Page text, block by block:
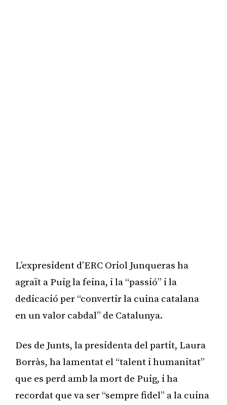
L’expresident d’ERC Oriol Junqueras ha
agraït a Puig la feina, i la “passió” i la
dedicació per “convertir la cuina catalana
en un valor cabdal” de Catalunya.
Des de Junts, la presidenta del partit, Laura
Borràs, ha lamentat el “talent i humanitat”
que es perd amb la mort de Puig, i ha
recordat que va ser “sempre fidel” a la cuina